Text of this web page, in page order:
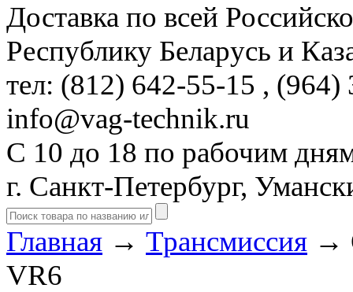
Доставка по всей
Республику Беларусь и
тел: (812) 642-55-15 , (964)
info@vag-technik.ru
С 10 до 18 по рабочим
г. Санкт-Петербург,
Главная → Трансмиссия →
VR6